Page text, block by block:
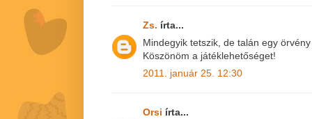
Zs. írta...
Mindegyik tetszik, de talán egy
Köszönöm a játéklehetőséget!
2011. január 25. 12:30
Orsi írta...